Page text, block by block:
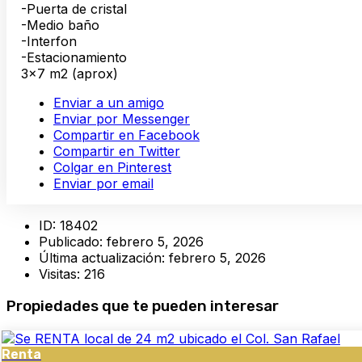
-Puerta de cristal
-Medio baño
-Interfon
-Estacionamiento
3×7 m2 (aprox)
Enviar a un amigo
Enviar por Messenger
Compartir en Facebook
Compartir en Twitter
Colgar en Pinterest
Enviar por email
ID: 18402
Publicado: febrero 5, 2026
Última actualización: febrero 5, 2026
Visitas: 216
Propiedades que te pueden interesar
Renta